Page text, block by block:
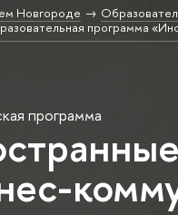
Новгороде
программа
программа